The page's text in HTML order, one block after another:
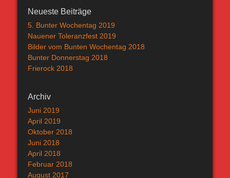
Neueste Beiträge
5. Bunter Wochentag 2019
Nauener Toleranzfest 2019
Bilder vom Bunten Wochentag 2018
Bunter Donnerstag 2018
Frierock 2018
Archiv
Juni 2019
April 2019
Oktober 2018
Juni 2018
April 2018
Februar 2018
August 2017